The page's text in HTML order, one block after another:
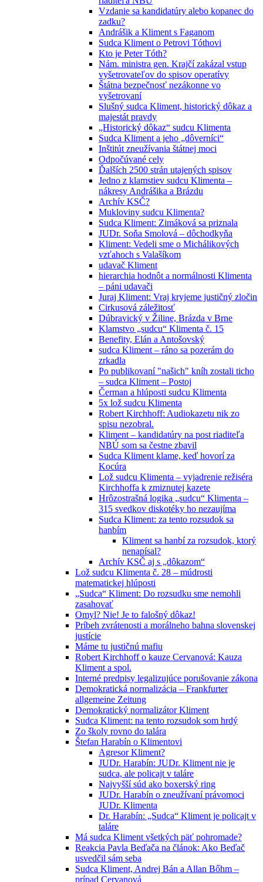
Vzdanie sa kandidatúry alebo kopanec do
zadku?
Andrášik a Kliment s Faganom
Sudca Kliment o Petrovi Tóthovi
Kto je Peter Tóth?
Nám. ministra gen. Krajčí zakázal vstup
vyšetrovateľov do spisov operatívy
Štátna bezpečnosť nezákonne vo
vyšetrovaní
Slušný sudca Kliment, historický dôkaz a
majestát pravdy
„Historický dôkaz“ sudcu Klimenta
Sudca Kliment a jeho „dôverníci“
Inštitút zneužívania štátnej moci
Odpočúvané cely
Ďalších 2500 strán utajených spisov
Jedno z klamstiev sudcu Klimenta –
nákresy Andrášika a Brázdu
Archív KSČ?
Mukloviny sudcu Klimenta?
Sudca Kliment: Zimáková sa priznala
JUDr. Soňa Smolová – dôchodkyňa
Kliment: Vedeli sme o Michálikových
vzťahoch s Valašíkom
udavač Kliment
hierarchia hodnôt a normálnosti Klimenta
– páni udavači
Juraj Kliment: Vraj kryjeme justičný zločin
Cirkusová záležitosť
Dúbravický v Žiline, Brázda v Brne
Klamstvo „sudcu“ Klimenta č. 15
Benefity, Elán a Antošovský
sudca Kliment – ráno sa pozerám do
zrkadla
Po publikovaní "našich" kníh zostali ticho
– sudca Kliment – Postoj
Čerman a hlúposti sudcu Klimenta
5x lož sudcu Klimenta
Robert Kirchhoff: Audiokazetu nik zo
spisu nezobral.
Kliment – kandidatúry na post riaditeľa
NBÚ som sa čestne zbavil
Sudca Kliment klame, keď hovorí za
Kocúra
Lož sudcu Klimenta – vyjadrenie režiséra
Kirchhoffa k zmiznutej kazete
Hrôzostrašná logika „sudcu“ Klimenta –
315 svedkov diskotéky ho nezaujíma
Sudca Kliment: za tento rozsudok sa
hanbím
Kliment sa hanbí za rozsudok, ktorý
nenapísal?
Archív KSČ aj s „dôkazom“
Lož sudcu Klimenta č. 28 – múdrosti
matematickej hlúposti
„Sudca“ Kliment: Do rozsudku sme nemohli
zasahovať
Omyl? Nie! Je to falošný dôkaz!
Príbeh zvrátenosti a morálneho bahna slovenskej
justície
Máme tu justičnú mafiu
Robert Kirchhoff o kauze Cervanová: Kauza
Kliment a spol.
Interné predpisy legalizujúce porušovanie zákona
Demokratická normalizácia – Frankfurter
allgemeine Zeitung
Demokratický normalizátor Kliment
Sudca Kliment: na tento rozsudok som hrdý
Zo školy rovno do talára
Štefan Harabín o Klimentovi
Agresor Kliment?
JUDr. Harabín: JUDr. Kliment nie je
sudca, ale policajt v taláre
Najvyšší súd ako boxerský ring
JUDr. Harabín o zneužívaní právomoci
JUDr. Klimenta
Dr. Harabín: „Sudca“ Kliment je policajt v
taláre
Má sudca Kliment všetkých päť pohromade?
Reakcia Pavla Beďača na článok: Ako Beďač
usvedčil sám seba
Sudca Kliment, Andrej Bán a Allan Bőhm –
prípad Cervanová